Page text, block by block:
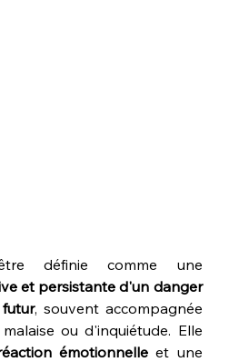
et persistante d'un danger
, souvent accompagnée
ou d'inquiétude. Elle
émotionnelle